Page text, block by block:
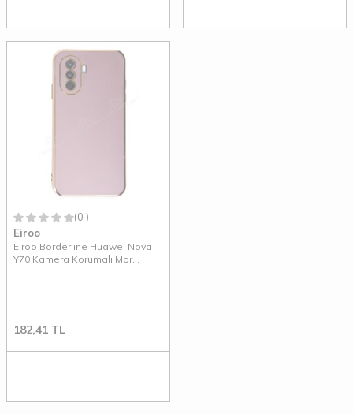
(0 )
Eiroo
Eiroo Borderline Huawei Nova
Y70 Kamera Korumalı Mor
182,41 TL